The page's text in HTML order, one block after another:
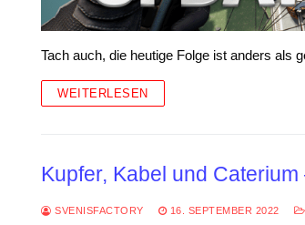
Tach auch, die heutige Folge ist anders als
WEITERLESEN
Kupfer, Kabel und
SVENISFACTORY 16. SEPTEMBER 2022